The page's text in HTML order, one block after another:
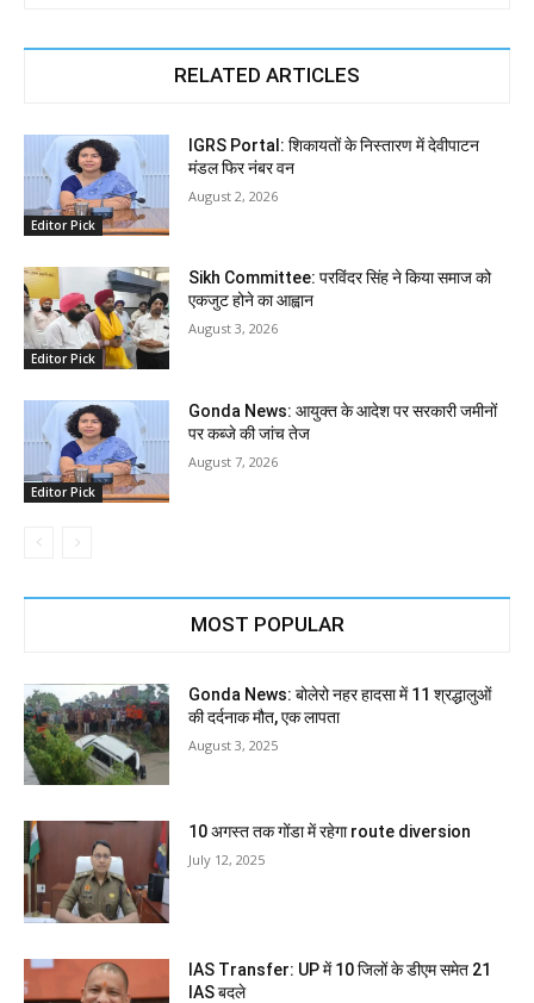
RELATED ARTICLES
Editor Pick
IGRS Portal: शिकायतों के निस्तारण में देवीपाटन
मंडल फिर नंबर वन
August 2, 2026
Editor Pick
Sikh Committee: परविंदर सिंह ने किया समाज को
एकजुट होने का आह्वान
August 3, 2026
Editor Pick
Gonda News: आयुक्त के आदेश पर सरकारी जमीनों
पर कब्जे की जांच तेज
August 7, 2026
MOST POPULAR
Gonda News: बोलेरो नहर हादसा में 11 श्रद्धालुओं
की दर्दनाक मौत, एक लापता
August 3, 2025
10 अगस्त तक गोंडा में रहेगा route diversion
July 12, 2025
IAS Transfer: UP में 10 जिलों के डीएम समेत 21
IAS बदले